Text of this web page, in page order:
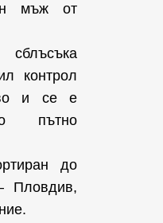
мъж от
контрол
и се е
пътно
до
Пловдив,